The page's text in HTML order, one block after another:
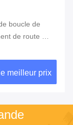
boucle de
de route de
de barrière
meilleur prix